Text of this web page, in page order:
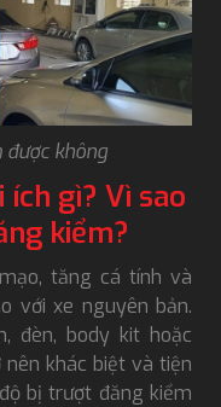
được không
gì? Vì sao
kiểm?
tăng cá tính và
với xe nguyên bản.
đèn, body kit hoặc
khác biệt và tiện
bị trượt đăng kiểm